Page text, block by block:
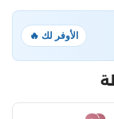
الأوفر لك 🔥